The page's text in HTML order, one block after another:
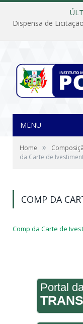
MENU
Home »
da Carte de
COMP DA
Comp da Carte de
Portal